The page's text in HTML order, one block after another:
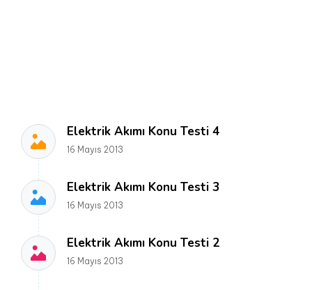
Elektrik Akımı Konu Testi 4
16 Mayıs 2013
Elektrik Akımı Konu Testi 3
16 Mayıs 2013
Elektrik Akımı Konu Testi 2
16 Mayıs 2013